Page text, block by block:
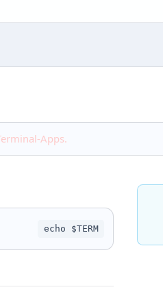
Apps.
echo $TERM